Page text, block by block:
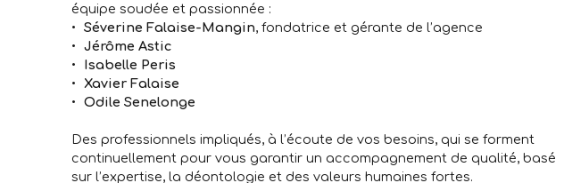
équipe soudée et passionnée :
Séverine Falaise-Mangin, fondatrice et gérante de l’agence
Jérôme Astic
Isabelle Peris
Xavier Falaise
Odile Senelonge
Des professionnels impliqués, à l’écoute de vos besoins, qui se forment
continuellement pour vous garantir un accompagnement de qualité, basé
sur l’expertise, la déontologie et des valeurs humaines fortes.